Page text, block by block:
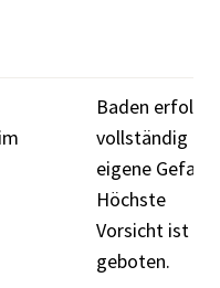
Baden erfolgt
vollständig auf
eigene Gefahr.
Höchste
Vorsicht ist
geboten.